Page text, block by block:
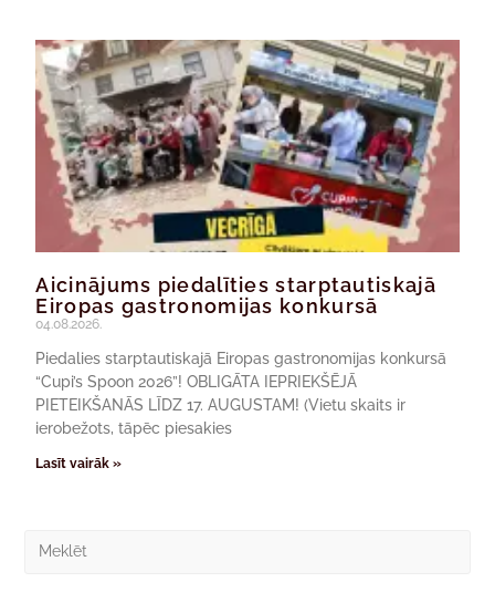
Aicinājums piedalīties starptautiskajā
Eiropas gastronomijas konkursā
04.08.2026.
Piedalies starptautiskajā Eiropas gastronomijas konkursā
“Cupi’s Spoon 2026”! OBLIGĀTA IEPRIEKŠĒJĀ
PIETEIKŠANĀS LĪDZ 17. AUGUSTAM! (Vietu skaits ir
ierobežots, tāpēc piesakies
Lasīt vairāk »